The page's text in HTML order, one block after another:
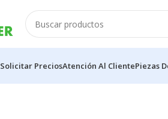
Solicitar PreciosAtención Al ClientePiezas